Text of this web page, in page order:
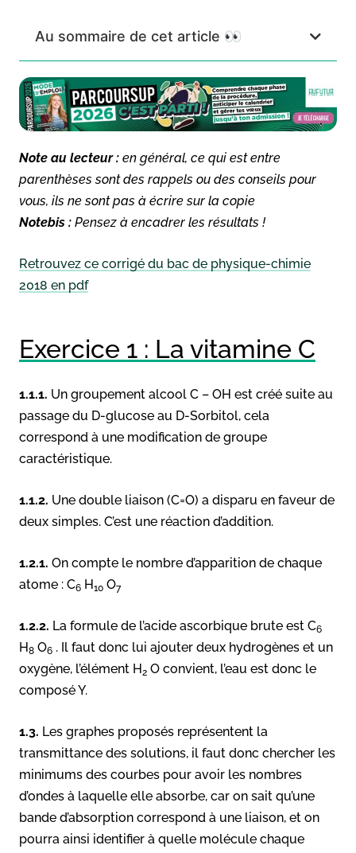
Au sommaire de cet article 👀
Note au lecteur : en général, ce qui est entre
parenthèses sont des rappels ou des conseils pour
vous, ils ne sont pas à écrire sur la copie
Notebis : Pensez à encadrer les résultats !
Retrouvez ce corrigé du bac de physique-chimie
2018 en pdf
Exercice 1 : La vitamine C
1.1.1. Un groupement alcool C – OH est créé suite au
passage du D-glucose au D-Sorbitol, cela
correspond à une modification de groupe
caractéristique.
1.1.2. Une double liaison (C=O) a disparu en faveur de
deux simples. C’est une réaction d’addition.
1.2.1. On compte le nombre d’apparition de chaque
atome : C6 H10 O7
1.2.2. La formule de l’acide ascorbique brute est C6
H8 O6 . Il faut donc lui ajouter deux hydrogènes et un
oxygène, l’élément H2 O convient, l’eau est donc le
composé Y.
1.3. Les graphes proposés représentent la
transmittance des solutions, il faut donc chercher les
minimums des courbes pour avoir les nombres
d’ondes à laquelle elle absorbe, car on sait qu’une
bande d’absorption correspond à une liaison, et on
pourra ainsi identifier à quelle molécule chaque